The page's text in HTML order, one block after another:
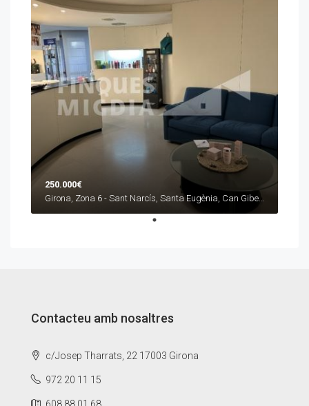
250.000€
Girona, Zona 6 - Sant Narcís, Santa Eugènia, Can Gibert
Contacteu amb nosaltres
c/Josep Tharrats, 22 17003 Girona
972 20 11 15